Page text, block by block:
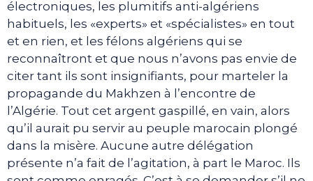
électroniques, les plumitifs anti-algériens
habituels, les «experts» et «spécialistes» en tout
et en rien, et les félons algériens qui se
reconnaîtront et que nous n’avons pas envie de
citer tant ils sont insignifiants, pour marteler la
propagande du Makhzen à l’encontre de
l’Algérie. Tout cet argent gaspillé, en vain, alors
qu’il aurait pu servir au peuple marocain plongé
dans la misère. Aucune autre délégation
présente n’a fait de l’agitation, à part le Maroc. Ils